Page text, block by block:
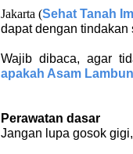
Jakarta (Sehat Tanah
dapat dengan tindakan
Wajib dibaca, agar
apakah Asam
Perawatan dasar
Jangan lupa gosok